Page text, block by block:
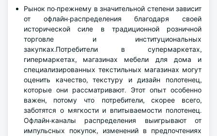
Рынок по-прежнему в значительной степени зависит
от офлайн-распределения благодаря своей
исторической силе в традиционной розничной
торговле и институциональных
закупках.Потребители в супермаркетах,
гипермаркетах, магазинах мебели для дома и
специализированных текстильных магазинах могут
оценить качество, текстуру и дизайн полотенец,
которые они рассматривают. Этот опыт особенно
важен, потому что потребители, скорее всего,
заботятся о мягкости и впитываемости полотенец.
Офлайн-каналы распределения выигрывают от
импульсных покупок, изменений в предпочтениях